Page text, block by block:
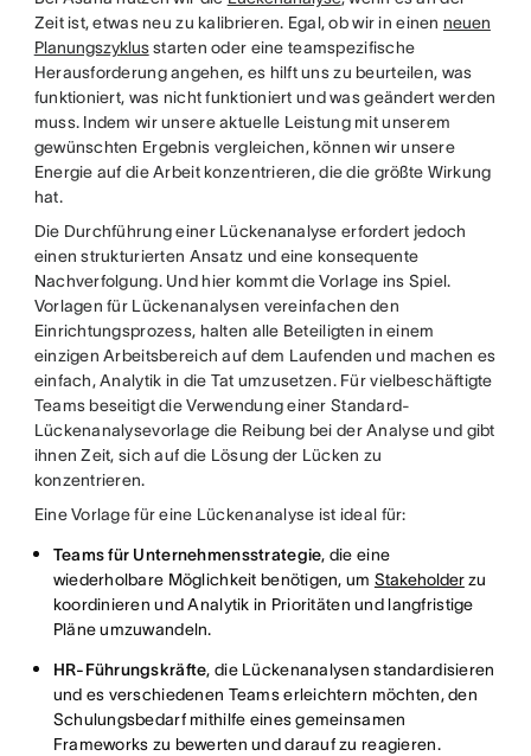
Zeit ist, etwas neu zu kalibrieren. Egal, ob wir in einen neuen
Planungszyklusstarten oder eine teamspezifische
Herausforderung angehen, es hilft uns zu beurteilen, was
funktioniert, was nicht funktioniert und was geändert werden
muss. Indem wir unsere aktuelle Leistung mit unserem
gewünschten Ergebnis vergleichen, können wir unsere
Energie auf die Arbeit konzentrieren, die die größte Wirkung
hat.
Die Durchführung einer Lückenanalyse erfordert jedoch
einen strukturierten Ansatz und eine konsequente
Nachverfolgung. Und hier kommt die Vorlage ins Spiel.
Vorlagen für Lückenanalysen vereinfachen den
Einrichtungsprozess, halten alle Beteiligten in einem
einzigen Arbeitsbereich auf dem Laufenden und machen es
einfach, Analytik in die Tat umzusetzen. Für vielbeschäftigte
Teams beseitigt die Verwendung einer Standard-
Lückenanalysevorlage die Reibung bei der Analyse und gibt
ihnen Zeit, sich auf die Lösung der Lücken zu
konzentrieren.
Eine Vorlage für eine Lückenanalyse ist ideal für:
Teams für Unternehmensstrategie, die eine
wiederholbare Möglichkeit benötigen, um Stakeholderzu
koordinieren und Analytik in Prioritäten und langfristige
Pläne umzuwandeln.
HR-Führungskräfte, die Lückenanalysen standardisieren
und es verschiedenen Teams erleichtern möchten, den
Schulungsbedarf mithilfe eines gemeinsamen
Frameworks zu bewerten und darauf zu reagieren.